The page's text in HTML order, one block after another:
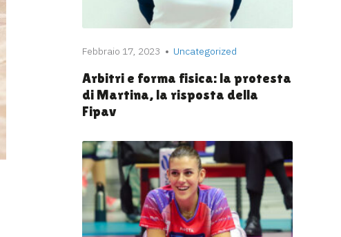
Febbraio 17, 2023 Uncategorized
Arbitri e forma fisica: la protesta
di Martina, la risposta della
Fipav